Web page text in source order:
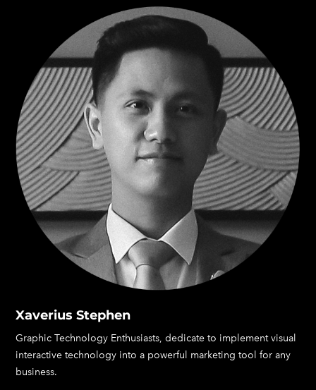
Xaverius Stephen
Graphic Technology Enthusiasts, dedicate to implement visual
interactive technology into a powerful marketing tool for any
business.